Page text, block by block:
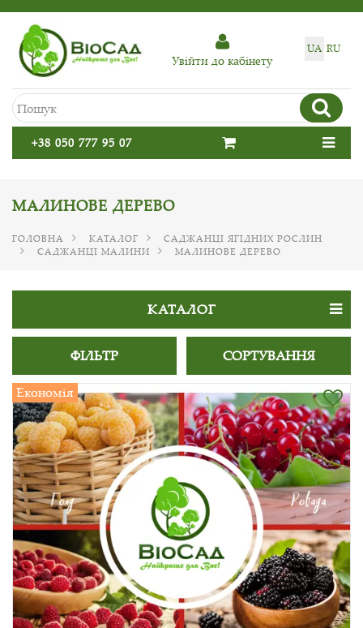
UA RU
Увiйти до кабiнету
+38 050 777 95 07
МАЛИНОВЕ ДЕРЕВО
ГОЛОВНА КАТАЛОГ
САДЖАНЦІ ЯГІДНИХ РОСЛИН
САДЖАНЦІ МАЛИНИ
МАЛИНОВЕ ДЕРЕВО
КАТАЛОГ
ФІЛЬТР СОРТУВАННЯ
Економія